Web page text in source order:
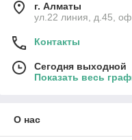
г. Алматы
ул.22 линия, д.45,
Контакты
Сегодня выходной
Показать весь
О нас